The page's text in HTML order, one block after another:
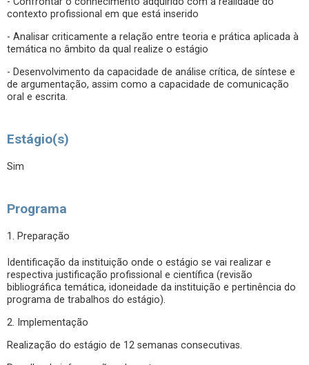
contexto profissional em que está inserido
- Analisar criticamente a relação entre teoria e prática aplicada à
temática no âmbito da qual realize o estágio
- Desenvolvimento da capacidade de análise crítica, de síntese e
de argumentação, assim como a capacidade de comunicação
oral e escrita.
Estágio(s)
Sim
Programa
1. Preparação
Identificação da instituição onde o estágio se vai realizar e
respectiva justificação profissional e científica (revisão
bibliográfica temática, idoneidade da instituição e pertinência do
programa de trabalhos do estágio).
2. Implementação
Realização do estágio de 12 semanas consecutivas.